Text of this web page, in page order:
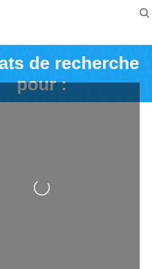
de recherche
pour :
Loading...